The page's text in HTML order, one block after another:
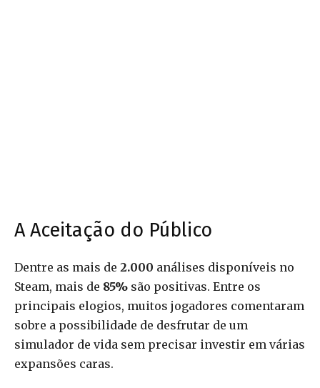
A Aceitação do Público
Dentre as mais de 2.000 análises disponíveis no
Steam, mais de 85% são positivas. Entre os
principais elogios, muitos jogadores comentaram
sobre a possibilidade de desfrutar de um
simulador de vida sem precisar investir em várias
expansões caras.